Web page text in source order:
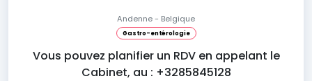
Andenne - Belgique
Gastro-entérologie
Vous pouvez planifier un RDV en appelant le
Cabinet, au : +3285845128